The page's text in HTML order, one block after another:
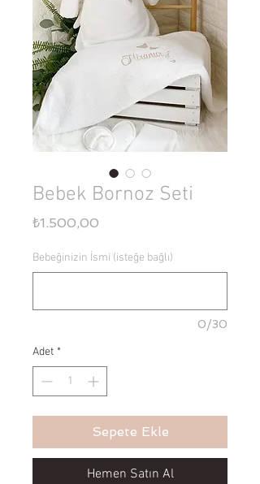
Bebek Bornoz Seti
₺1.500,00
Bebeğinizin İsmi (isteğe bağlı)
0/30
Adet *
Sepete Ekle
Hemen Satın Al